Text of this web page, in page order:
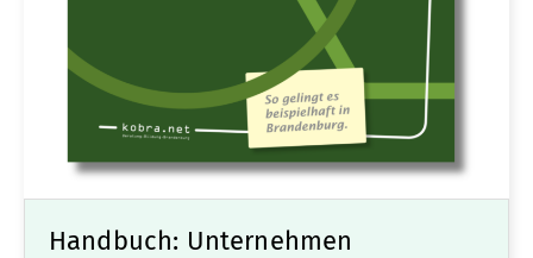
Handbuch: Unternehmen